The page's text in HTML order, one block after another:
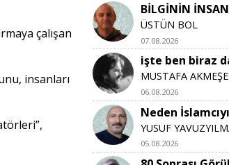
çalışan
insanları
BİLGİNİN
ÜSTÜN BOL
07.08.2026
işte ben biraz
MUSTAFA AKMEŞE
06.08.2026
Neden
YUSUF
05.08.2026